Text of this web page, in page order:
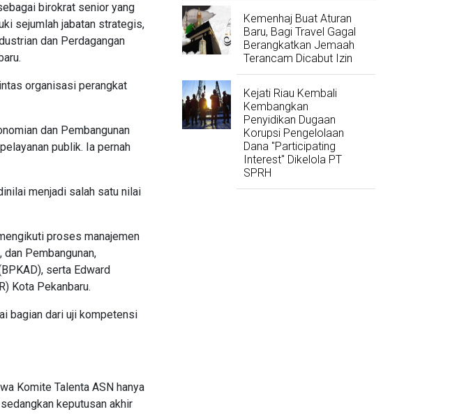
birokrat senior yang
sejumlah jabatan strategis,
dan Perdagangan
organisasi perangkat
dan Pembangunan
publik. Ia pernah
menjadi salah satu nilai
proses manajemen
Pembangunan,
serta Edward
Kota Pekanbaru.
bagian dari uji kompetensi
Komite Talenta ASN hanya
keputusan akhir
Kemenhaj Buat Aturan
Baru, Bagi Travel Gagal
Berangkatkan Jemaah
Terancam Dicabut Izin
Kejati Riau Kembali
Kembangkan
Penyidikan Dugaan
Korupsi Pengelolaan
Dana "Participating
Interest" Dikelola PT
SPRH